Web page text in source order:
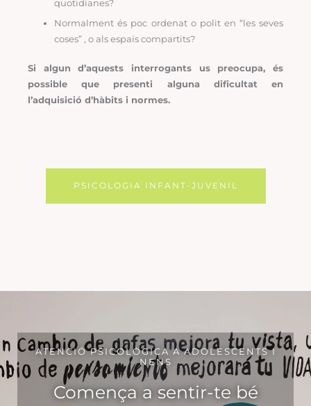
quotidianes?
Normalment és poc ordenat o polit en “les seves
coses” , o als espais compartits?
Si algun d’aquests interrogants us preocupa, és
possible que presenti alguna dificultat en
l’adquisició d’hàbits i normes.
PSICOLOGIA INFANT-JUVENIL
ATENCIÓ PSICOLÒGICA A ADOLESCENTS I
NENS
Comença a sentir-te bé